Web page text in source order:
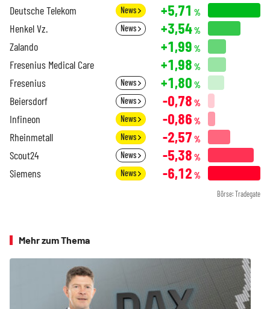
Deutsche Telekom News +5,71 %
Henkel Vz. News +3,54%
Zalando +1,99 %
Fresenius Medical Care +1,98 %
Fresenius News +1,80 %
Beiersdorf News -0,78 %
Infineon News -0,86 %
Rheinmetall News -2,57 %
Scout24 News -5,38 %
Siemens News -6,12 %
Börse: Tradegate
Mehr zum Thema